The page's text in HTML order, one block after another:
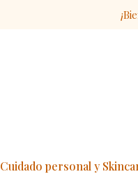
Cuidado personal y